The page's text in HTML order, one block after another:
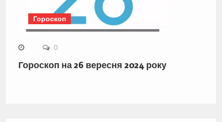
Гороскоп
0
Гороскоп на 26 вересня 2024 року